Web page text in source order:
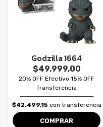
Godzilla 1664
$49.999,00
20% OFF Efectivo 15% OFF
Transferencia
$42.499,15 con transferencia
COMPRAR